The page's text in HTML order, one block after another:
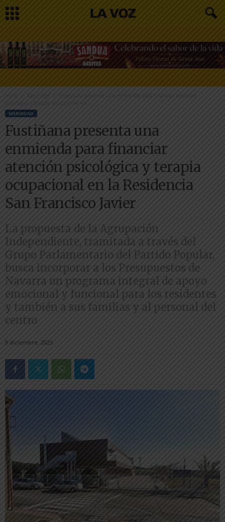
Inicio
Fustiñana presenta una enmienda para financiar atención
psicológica y terapia ocupacional en...
MERINDAD
Fustiñana presenta una
enmienda para financiar
atención psicológica y terapia
ocupacional en la Residencia
San Francisco Javier
La propuesta de la Agrupación
Independiente, tramitada a través del
Grupo Parlamentario del Partido Popular,
busca incorporar a los Presupuestos de
Navarra un programa integral de apoyo
emocional y funcional para los residentes
y también a sus familias y al personal del
centro
9 diciembre, 2025